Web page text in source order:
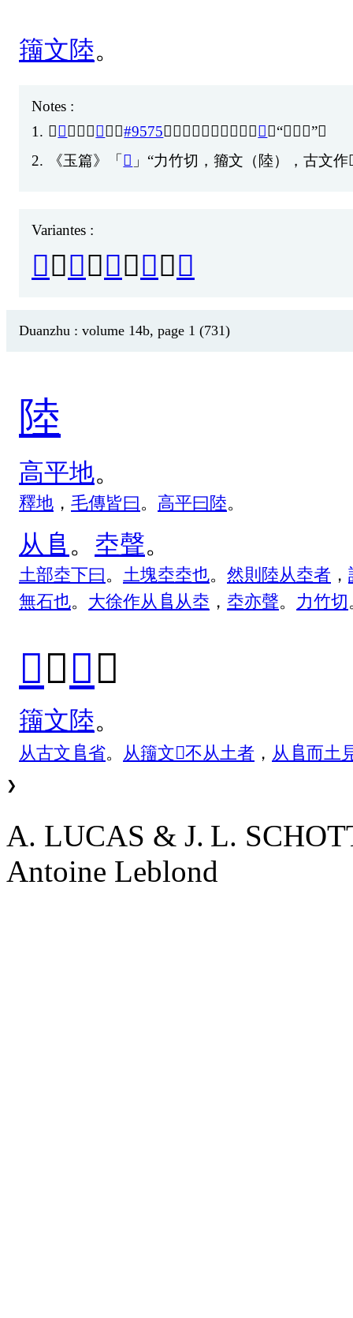
籒文陸。
Notes :
1. 「 𨽐 」 亦 「 陽 」（#9575） 之 異 體 。《 集 韻 》「 陽 」“古 作 𨽐”。
2.
《玉篇》「 𨽫 」“力竹切 ，籀文 （ 陸），古文作
Variantes :
𨽫、𨽱、𨽰、𨽐、𡽷
Duanzhu : volume 14b, page 1 (731)
陸
高平地。
釋地 ， 毛傳皆曰。 高平曰陸。
从 𨸏 。 坴聲。
土部坴下曰。 土塊坴坴也。 然則 陸从坴者 ，
無石也。 大徐作从 𨸏 从坴 ， 坴亦聲。 力竹切
𠃈（𨽐）
籒文陸。
从古文 𨸏省。 从籒文𡴆不从土者 ， 从 𨸏而土
❯
A. LUCAS & J. L.
Antoine Leblond